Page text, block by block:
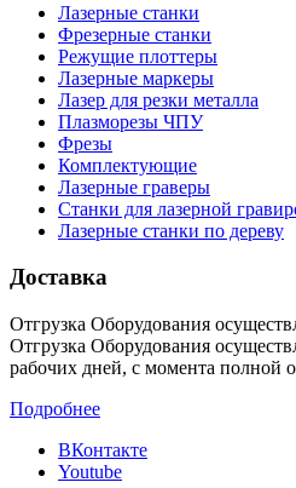
Лазерные станки
Фрезерные станки
Режущие плоттеры
Лазерные маркеры
Лазер для резки металла
Плазморезы ЧПУ
Фрезы
Комплектующие
Лазерные граверы
Станки для лазерной
Лазерные станки по дереву
Доставка
Отгрузка Оборудования
Отгрузка Оборудования
рабочих дней, с момента полной
Подробнее
ВКонтакте
Youtube